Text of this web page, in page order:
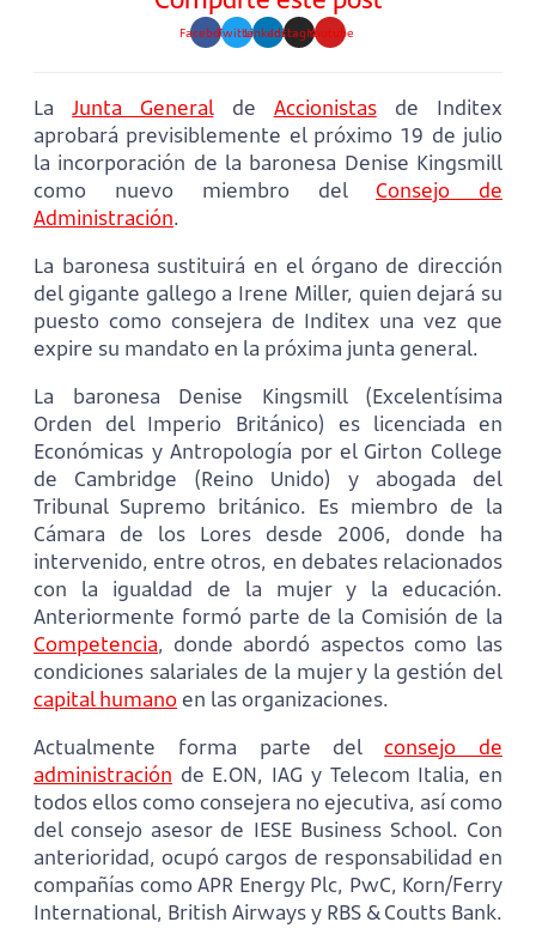
FacebookTwitterLinkedinInstagramYoutube
LaJunta Generalde Accionistasde Inditex
aprobará previsiblemente el próximo 19 de julio
la incorporación de la baronesa Denise Kingsmill
como nuevo miembro del Consejo de
Administración.
La baronesa sustituirá en el órgano de dirección
del gigante gallego a Irene Miller, quien dejará su
puesto como consejera de Inditex una vez que
expire su mandato en la próxima junta general.
La baronesa Denise Kingsmill (Excelentísima
Orden del Imperio Británico) es licenciada en
Económicas y Antropología por el Girton College
de Cambridge (Reino Unido) y abogada del
Tribunal Supremo británico. Es miembro de la
Cámara de los Lores desde 2006, donde ha
intervenido, entre otros, en debates relacionados
con la igualdad de la mujer y la educación.
Anteriormente formó parte de la Comisión de la
Competencia, donde abordó aspectos como las
condiciones salariales de la mujer y la gestión del
capital humanoen las organizaciones.
Actualmente forma parte delconsejo de
administración de E.ON, IAG y Telecom Italia, en
todos ellos como consejera no ejecutiva, así como
del consejo asesor de IESE Business School. Con
anterioridad, ocupó cargos de responsabilidad en
compañías como APR Energy Plc, PwC, Korn/Ferry
International, British Airways y RBS & Coutts Bank.